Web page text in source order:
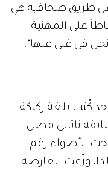
عن طريق صحافية هي
على المهنية
في غنى عنها".
كُتب بلغة ركيكة
ناتالي فضل
الأضواء رغم
أكثر من 15 عاماً. لذا، وزّعت العارضة